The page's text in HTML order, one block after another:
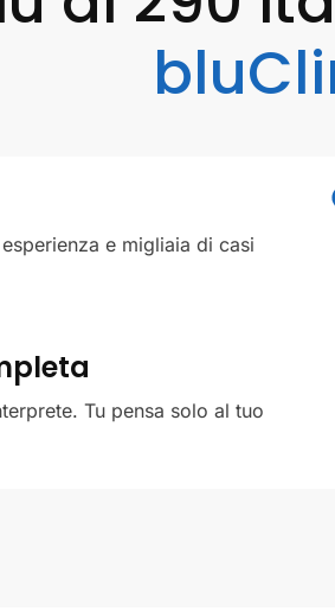
e migliaia di casi
Tu pensa solo al tuo